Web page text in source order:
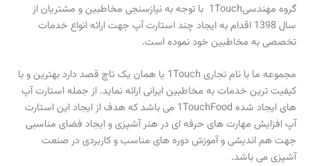
گروه مهندسی1Touch با توجه به نیازسنجی مخاطبین و مشتریان از
سال 1398 اقدام به ایجاد چند استارت آپ جهت ارائه انواع خدمات
تخصصی به مخاطبین خود نموده است.
مجموعه ما با نام تجاری 1Touch یا همان یک تاچ قصد دارد بهترین و با
کیفیت ترین خدمات به مخاطبین ایرانی ارائه نماید. از جمله استارت آپ
های ایجاد شده 1TouchFood می باشد که هدف از ایجاد این استارت
آپ افزایش مهارت های حرفه ای در هنر آشپزی و ایجاد فضای مناسبی
جهت هم اندیشی و آموزش دوره های مناسب و کاربردی در صنعت
آشپزی می باشد.